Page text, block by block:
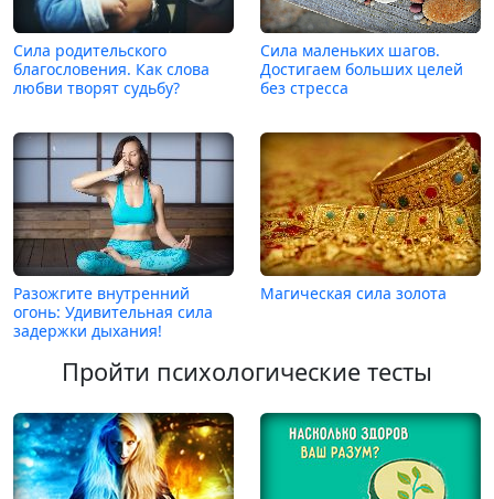
Сила родительского
благословения. Как слова
любви творят судьбу?
Сила маленьких шагов.
Достигаем больших целей
без стресса
Разожгите внутренний
огонь: Удивительная сила
задержки дыхания!
Магическая сила золота
Пройти психологические тесты